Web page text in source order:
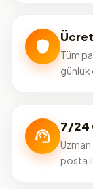
Tüm
7/24
posta